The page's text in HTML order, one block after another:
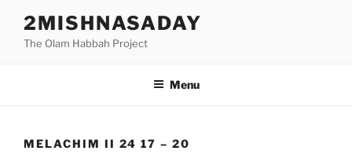
content
2MISHNASADAY
The Olam Habbah Project
Menu
MELACHIM II 24 17 – 20